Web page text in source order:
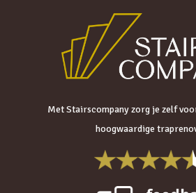
Met Stairscompany zorg je zelf
hoogwaardige